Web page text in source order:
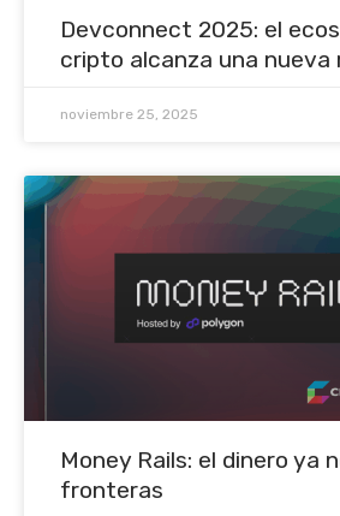
Devconnect 2025: el
cripto alcanza una nueva
noviembre 25, 2025
Money Rails: el dinero ya
fronteras